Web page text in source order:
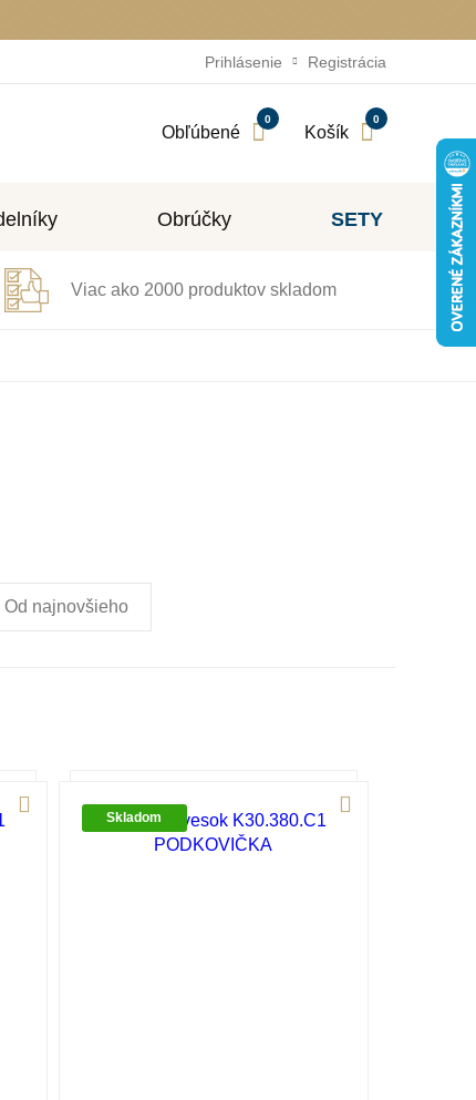
Prihlásenie Registrácia
Obľúbené
0
Košík
0
Obrúčky SETY
Viac ako 2000 produktov skladom
Od najnovšieho
Skladom